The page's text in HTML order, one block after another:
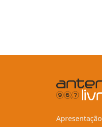
Apresentação